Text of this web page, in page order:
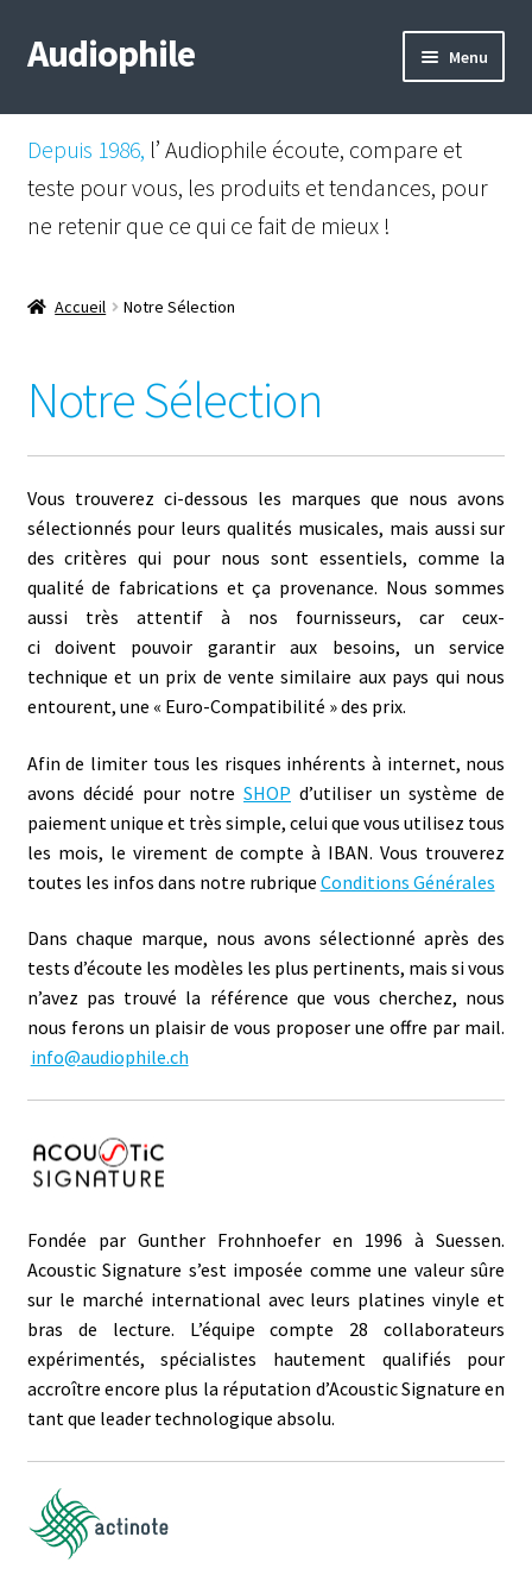
Aller
à
Aller
au
Audiophile Menu
Mail
Shop
Instagram
Facebook
Depuis 1986, l’ Audiophile écoute, compare et
teste pour vous, les produits et tendances, pour
ne retenir que ce qui ce fait de mieux !
Accueil Notre Sélection
Notre Sélection
Vous trouverez ci-dessous les marques que nous avons
sélectionnés pour leurs qualités musicales, mais aussi sur
des critères qui pour nous sont essentiels, comme la
qualité de fabrications et ça provenance. Nous sommes
aussi très attentif à nos fournisseurs, car ceux-
ci doivent pouvoir garantir aux besoins, un service
technique et un prix de vente similaire aux pays qui nous
entourent, une « Euro-Compatibilité » des prix.
Afin de limiter tous les risques inhérents à internet, nous
avons décidé pour notre SHOP d’utiliser un système de
paiement unique et très simple, celui que vous utilisez tous
les mois, le virement de compte à IBAN. Vous trouverez
toutes les infos dans notre rubrique Conditions Générales
Dans chaque marque, nous avons sélectionné après des
tests d’écoute les modèles les plus pertinents, mais si vous
n’avez pas trouvé la référence que vous cherchez, nous
nous ferons un plaisir de vous proposer une offre par mail.
info@audiophile.ch
Fondée par Gunther Frohnhoefer en 1996 à Suessen.
Acoustic Signature s’est imposée comme une valeur sûre
sur le marché international avec leurs platines vinyle et
bras de lecture. L’équipe compte 28 collaborateurs
expérimentés, spécialistes hautement qualifiés pour
accroître encore plus la réputation d’Acoustic Signature en
tant que leader technologique absolu.